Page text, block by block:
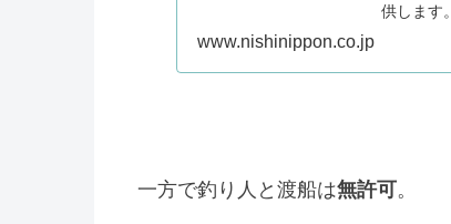
供します。
www.nishinippon.co.jp
一方で釣り人と渡船は無許可。